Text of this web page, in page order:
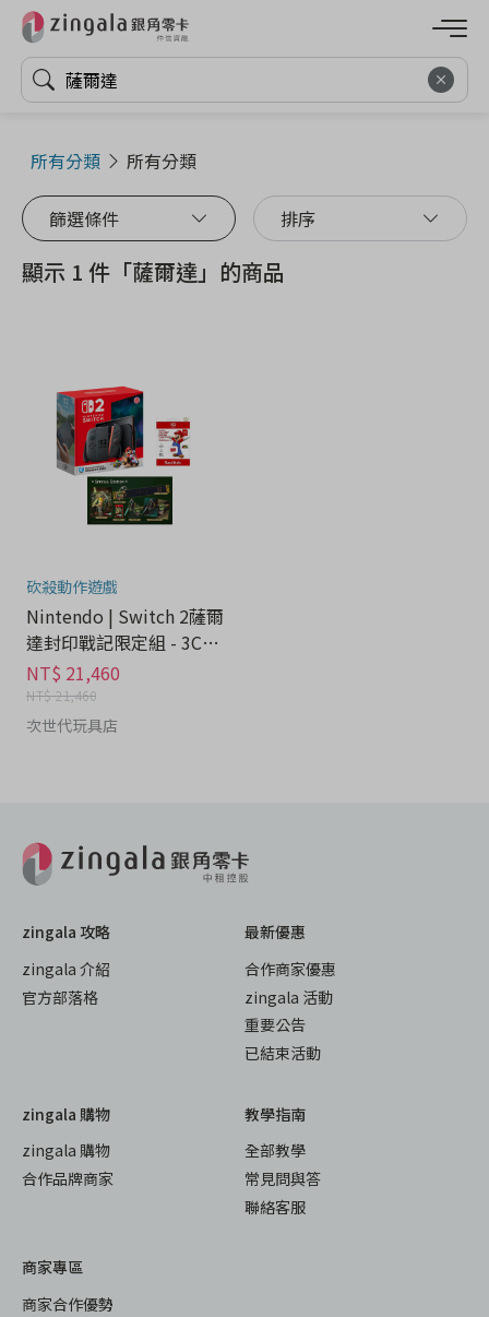
所有分類 所有分類
篩選條件 排序
顯示 1 件「薩爾達」的商品
砍殺動作遊戲
Nintendo | Switch 2薩爾
達封印戰記限定組 - 3C科
技分期
NT$ 21,460
NT$ 21,460
次世代玩具店
zingala 攻略
zingala 介紹
官方部落格
最新優惠
合作商家優惠
zingala 活動
重要公告
已結束活動
zingala 購物
zingala 購物
合作品牌商家
教學指南
全部教學
常見問與答
聯絡客服
商家專區
商家合作優勢